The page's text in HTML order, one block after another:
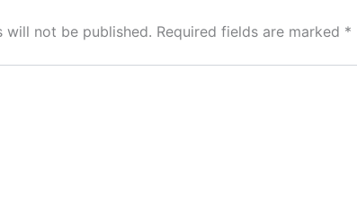
will not be published. Required fields are marked *